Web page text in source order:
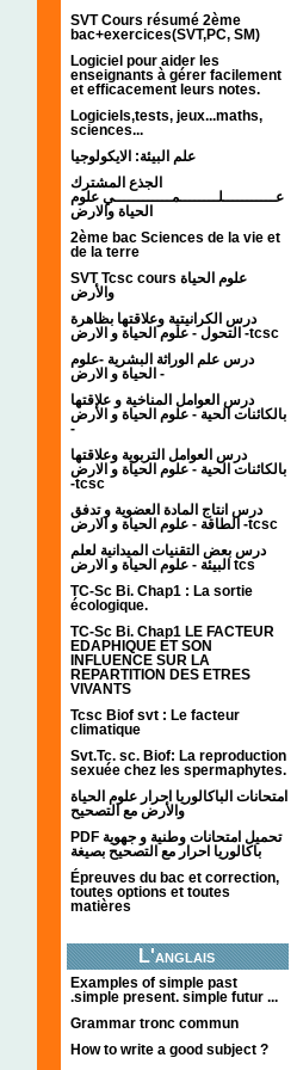
SVT Cours résumé 2ème
bac+exercices(SVT,PC, SM)
Logiciel pour aider les
enseignants à gérer facilement
et efficacement leurs notes.
Logiciels,tests, jeux...maths,
sciences...
علم البيئة: الايكولوجيا
الجذع المشترك
عـــــــــــلــــــــمــــــــــــي علوم
الحياة والارض
2ème bac Sciences de la vie et
de la terre
SVT Tcsc cours علوم الحياة
والأرض
درس الكرانيتية وعلاقتها بظاهرة
التحول - علوم الحياة و الارض -tcsc
درس علم الوراثة البشرية -علوم
الحياة و الارض -
درس العوامل المناخية و علاقتها
بالكائنات الحية - علوم الحياة و الأرض
-
درس العوامل التربوية وعلاقتها
بالكائنات الحية - علوم الحياة و الارض
-tcsc
درس انتاج المادة العضوية و تدفق
الطاقة - علوم الحياة و الارض -tcsc
درس بعض التقنيات الميدانية لعلم
البيئة - علوم الحياة و الارض tcs
TC-Sc Bi. Chap1 : La sortie
écologique.
TC-Sc Bi. Chap1 LE FACTEUR
EDAPHIQUE ET SON
INFLUENCE SUR LA
REPARTITION DES ETRES
VIVANTS
Tcsc Biof svt : Le facteur
climatique
Svt.Tc. sc. Biof: La reproduction
sexuée chez les spermaphytes.
امتحانات الباكالوريا احرار علوم الحياة
والأرض مع التصحيح
PDF تحميل امتحانات وطنية و جهوية
باكالوريا احرار مع التصحيح بصيغة
Épreuves du bac et correction,
toutes options et toutes
matières
L'anglais
Examples of simple past
.simple present. simple futur ...
Grammar tronc commun
How to write a good subject ?